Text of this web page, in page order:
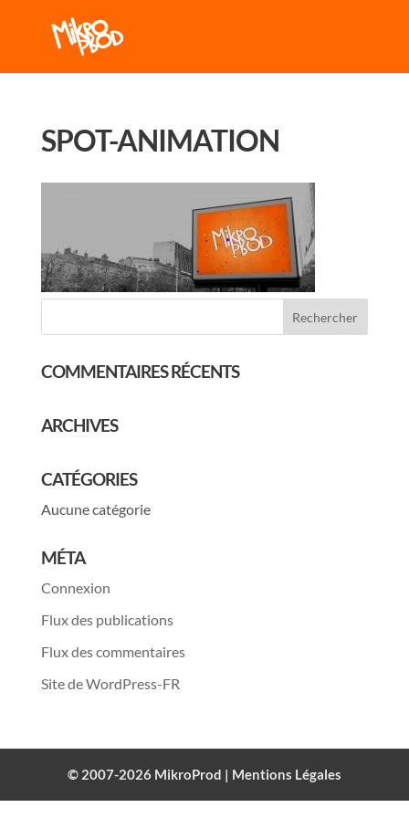
SPOT-ANIMATION
COMMENTAIRES RÉCENTS
ARCHIVES
CATÉGORIES
Aucune catégorie
MÉTA
Connexion
Flux des publications
Flux des commentaires
Site de WordPress-FR
© 2007-2026 MikroProd | Mentions Légales